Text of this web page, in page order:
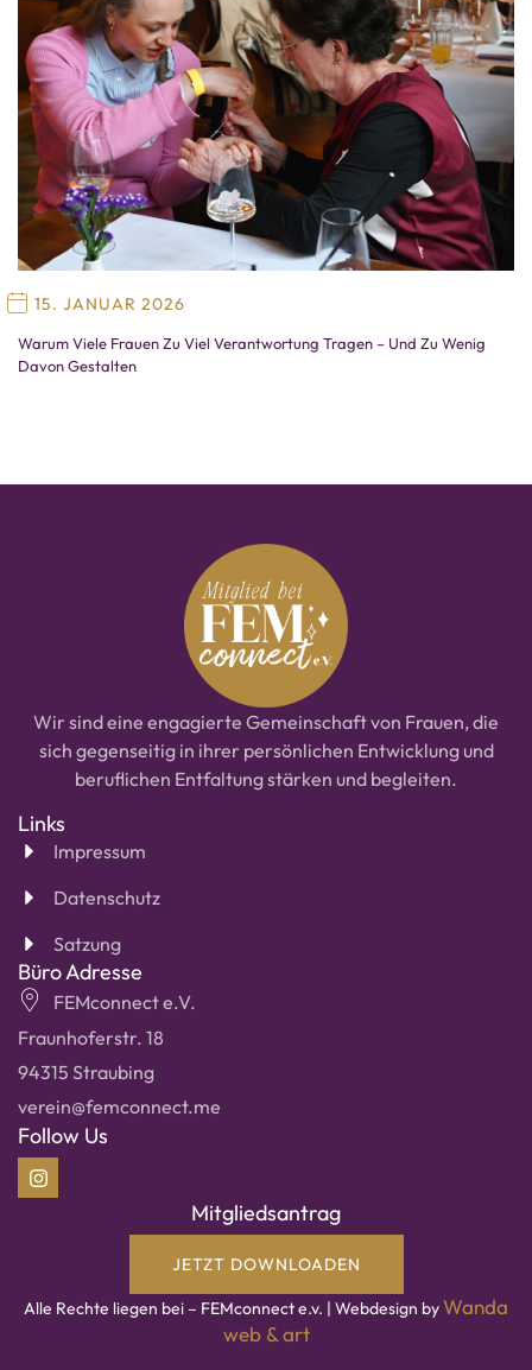
15. JANUAR 2026
Warum Viele Frauen Zu Viel Verantwortung Tragen – Und Zu Wenig
Davon Gestalten
Wir sind eine engagierte Gemeinschaft von Frauen, die
sich gegenseitig in ihrer persönlichen Entwicklung und
beruflichen Entfaltung stärken und begleiten.
Links
Impressum
Datenschutz
Satzung
Büro Adresse
FEMconnect e.V.
Fraunhoferstr. 18
94315 Straubing
verein@femconnect.me
Follow Us
Mitgliedsantrag
JETZT DOWNLOADEN
Alle Rechte liegen bei – FEMconnect e.v. | Webdesign byWanda
web & art